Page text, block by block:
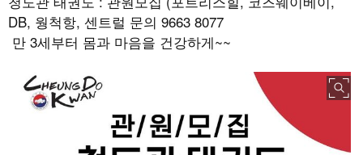
DB, 웡척항, 센트럴 문의 9663 8077
만 3세부터 몸과 마음을 건강하게~~